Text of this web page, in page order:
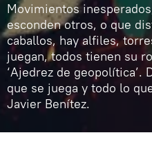
Movimientos
esconden otros, o que
caballos, hay alfiles,
juegan, todos tienen su
‘Ajedrez de geopolítica’.
que se juega y todo lo
Javier Benítez.